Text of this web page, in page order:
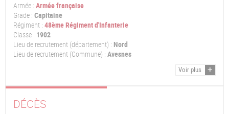
Armée : Armée française
Grade : Capitaine
Régiment : 48ème Régiment d'Infanterie
Classe : 1902
Lieu de recrutement (département) : Nord
Lieu de recrutement (Commune) : Avesnes
Voir plus
DÉCÈS